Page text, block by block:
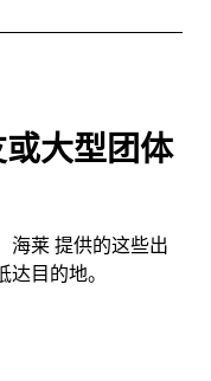
大型团体
海莱 提供的这些出
目的地。